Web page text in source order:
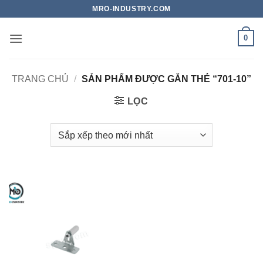
nội
MRO-INDUSTRY.COM
0
TRANG CHỦ / SẢN PHẨM ĐƯỢC GẮN THẺ “701-10”
LỌC